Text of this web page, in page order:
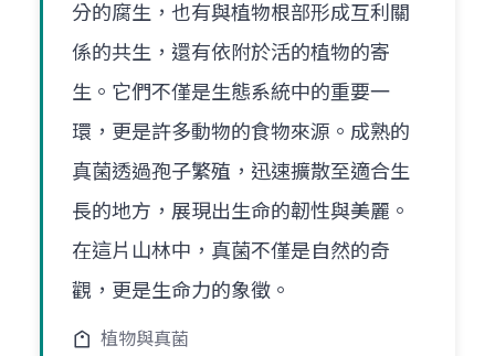
分的腐生，也有與植物根部形成互利關
係的共生，還有依附於活的植物的寄
生。它們不僅是生態系統中的重要一
環，更是許多動物的食物來源。成熟的
真菌透過孢子繁殖，迅速擴散至適合生
長的地方，展現出生命的韌性與美麗。
在這片山林中，真菌不僅是自然的奇
觀，更是生命力的象徵。
植物與真菌